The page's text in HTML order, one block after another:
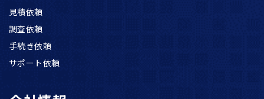
見積依頼
調査依頼
手続き依頼
サポート依頼